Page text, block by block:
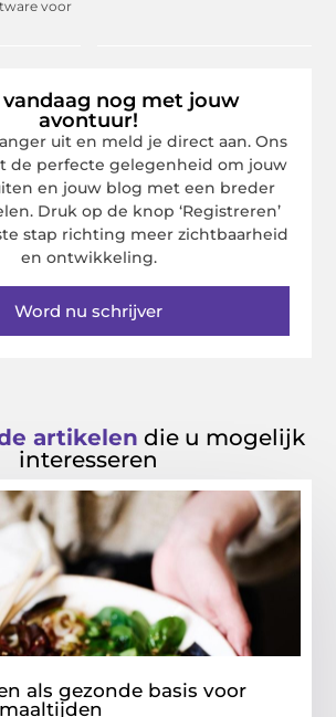
voor
nog met jouw
avontuur!
uit en meld je direct aan. Ons
de perfecte gelegenheid om jouw
en jouw blog met een breder
Druk op de knop ‘Registreren’
stap richting meer zichtbaarheid
en ontwikkeling.
Word nu schrijver
artikelen die u mogelijk
interesseren
als gezonde basis voor